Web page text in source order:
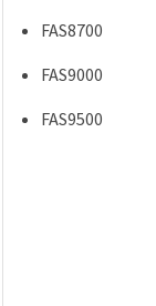
FAS8700
FAS9000
FAS9500